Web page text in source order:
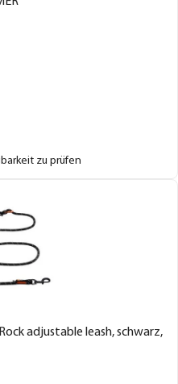
zu prüfen
adjustable leash, schwarz,